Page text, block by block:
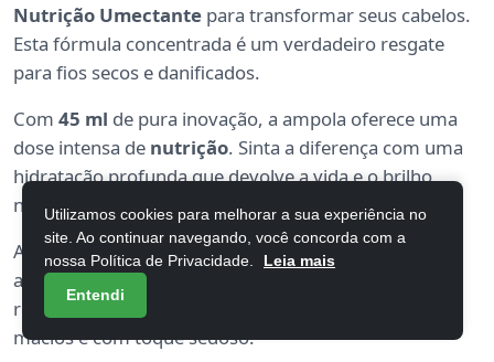
Nutrição Umectante para transformar seus cabelos.
Esta fórmula concentrada é um verdadeiro resgate
para fios secos e danificados.
Com 45 ml de pura inovação, a ampola oferece uma
dose intensa de nutrição. Sinta a diferença com uma
hidratação profunda que devolve a vida e o brilho
natural aos seus cabelos.
A tecnologiaPro-Vé a chave para a restauração. Ela
age no interior da fibra capilar, fortalecendo e
revitalizando cada mecha. Experimente cabelos mais
macios e com toque sedoso.
Utilizamos cookies para melhorar a sua experiência no
site. Ao continuar navegando, você concorda com a
nossa Política de Privacidade.
Leia mais
Entendi